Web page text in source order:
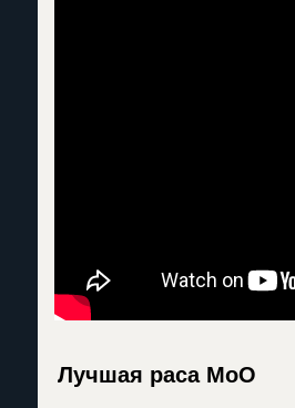
Лучшая раса MoO